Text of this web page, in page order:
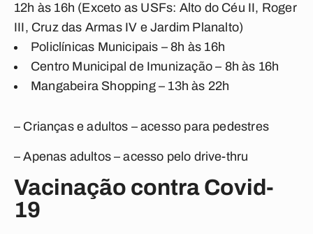
12h às 16h (Exceto as USFs: Alto do Céu II, Roger
III, Cruz das Armas IV e Jardim Planalto)
Policlínicas Municipais – 8h às 16h
Centro Municipal de Imunização – 8h às 16h
Mangabeira Shopping – 13h às 22h
– Crianças e adultos – acesso para pedestres
– Apenas adultos – acesso pelo drive-thru
Vacinação contra Covid-
19